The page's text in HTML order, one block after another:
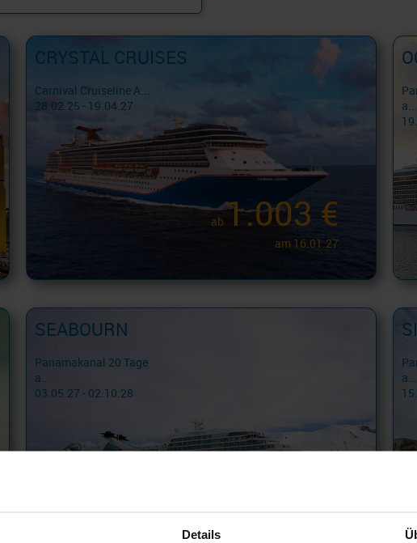
Details
CRYSTAL CRUISES
Carnival Cruiseline A...
28.02.25 - 19.04.27
ab 1.003 €
am 16.01.27
a...
SEABOURN
Panamakanal 20 Tage
a...
03.05.27 - 02.10.28
a...